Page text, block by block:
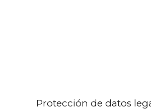
Protección de datos